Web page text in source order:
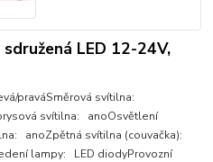
LED 12-24V,
praváSměrová svítilna:
svítilna: anoOsvětlení
anoZpětná svítilna (couvačka):
lampy: LED diodyProvozní